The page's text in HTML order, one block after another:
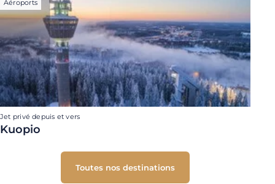
Aéroports
Jet privé depuis et vers
Kuopio
Toutes nos destinations